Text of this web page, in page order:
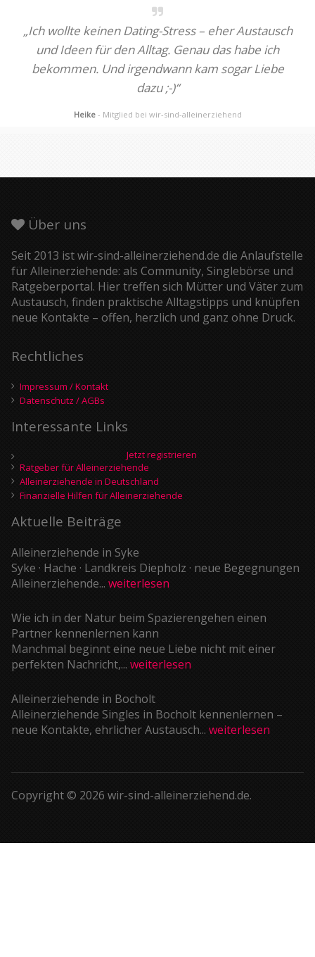
„Ich wollte keinen Dating-Stress – eher Austausch
und Ideen für den Alltag. Genau das habe ich
bekommen. Und irgendwann kam sogar Liebe
dazu ;-)“
Heike - Mitglied bei wir-sind-alleinerziehend
Über uns
Seit 2013 ist wir-sind-alleinerziehend.de die Anlaufstelle
für Alleinerziehende: als Community, Singlebörse und
Ratgeberportal. Hier treffen sich Mütter und Väter zum
Austausch, finden praktische Alltagstipps und knüpfen
neue Kontakte – offen, herzlich und ganz ohne Druck.
Rechtliches
Impressum / Kontakt
Datenschutz / AGBs
Interessante Links
Jetzt registrieren
Ratgeber für Alleinerziehende
Alleinerziehende in Deutschland
Finanzielle Hilfen für Alleinerziehende
Aktuelle Beiträge
Alleinerziehende in Syke
Syke · Hache · Landkreis Diepholz · neue Begegnungen
Alleinerziehende... weiterlesen
Wie ich in der Natur beim Spazierengehen einen
Partner kennenlernen kann
Manchmal beginnt eine neue Liebe nicht mit einer
perfekten Nachricht,... weiterlesen
Alleinerziehende in Bocholt
Alleinerziehende Singles in Bocholt kennenlernen –
neue Kontakte, ehrlicher Austausch... weiterlesen
Copyright © 2026 wir-sind-alleinerziehend.de.